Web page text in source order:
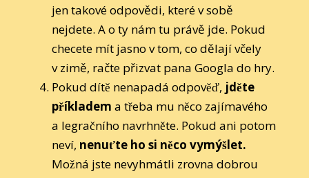
jen takové odpovědi, které v sobě
nejdete. A o ty nám tu právě jde. Pokud
checete mít jasno v tom, co dělají včely
v zimě, račte přizvat pana Googla do hry.
Pokud dítě nenapadá odpověď, jděte
příkladem a třeba mu něco zajímavého
a legračního navrhněte. Pokud ani potom
neví, nenuťte ho si něco vymýšlet.
Možná jste nevyhmátli zrovna dobrou